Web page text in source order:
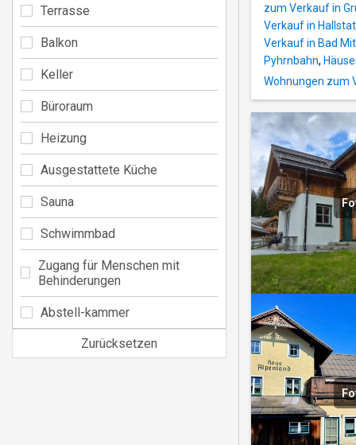
zum Verkauf in
Verkauf in
Verkauf in Bad
Pyhrnbahn,
Wohnungen zum
Terrasse
Balkon
Keller
Büroraum
Heizung
Ausgestattete Küche
Sauna
Schwimmbad
Zugang für Menschen mit
Behinderungen
Abstell-kammer
Zurücksetzen